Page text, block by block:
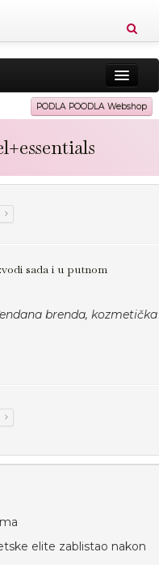
Zdravlje Vitkost
Putovanja Recepti
PODLA POODLA Webshop
sada i u putnom
brenda, kozmetička
elite zablistao nakon